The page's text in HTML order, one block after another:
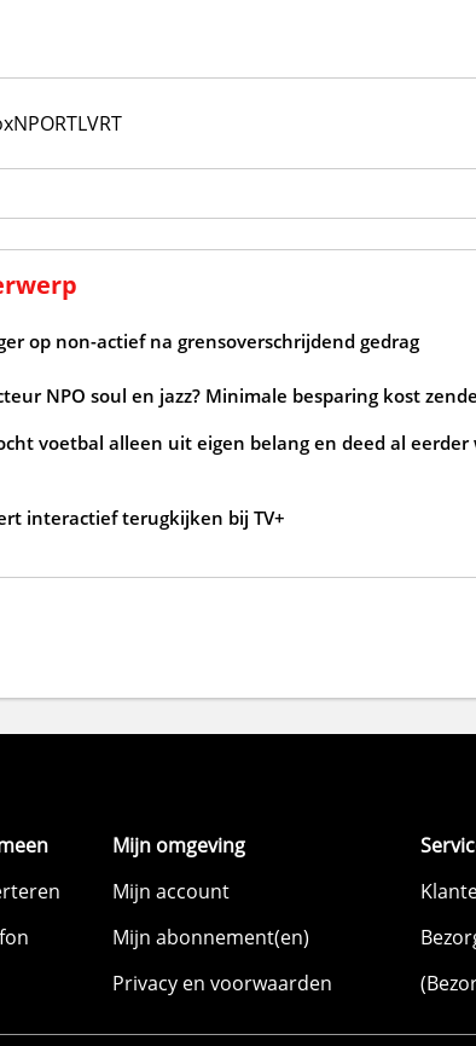
NPORTLVRT
op non-actief na grensoverschrijdend gedrag
NPO soul en jazz? Minimale besparing kost
voetbal alleen uit eigen belang en deed al eerder
interactief terugkijken bij TV+
Mijn omgeving
Mijn account
Mijn abonnement(en)
Privacy en voorwaarden